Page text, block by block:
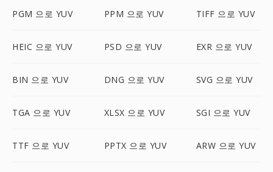
PGM 으로 YUV PPM 으로 YUV TIFF 으로 YUV
HEIC 으로 YUV PSD 으로 YUV EXR 으로 YUV
BIN 으로 YUV DNG 으로 YUV SVG 으로 YUV
TGA 으로 YUV XLSX 으로 YUV SGI 으로 YUV
TTF 으로 YUV PPTX 으로 YUV ARW 으로 YUV